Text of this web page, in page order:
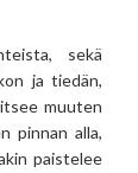
sekä
ja tiedän,
muuten
pinnan alla,
paistelee